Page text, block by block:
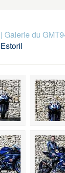
| Galerie du